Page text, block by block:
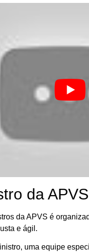
da
da APVS é
e ágil.
uma equipe